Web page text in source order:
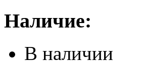
Наличие:
В наличии